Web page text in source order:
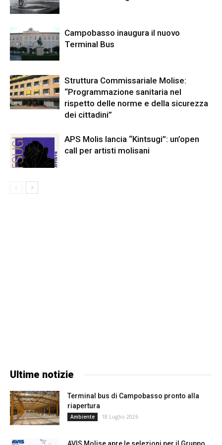
Campobasso inaugura il nuovo
Terminal Bus
Struttura Commissariale Molise:
“Programmazione sanitaria nel
rispetto delle norme e della sicurezza
dei cittadini”
APS Molis lancia “Kintsugi”: un’open
call per artisti molisani
Ultime notizie
Terminal bus di Campobasso pronto alla
riapertura
Ambiente 18 Luglio 2026